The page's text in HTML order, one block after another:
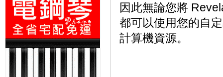
因此無論您將
都可以使用您的自
計算機資源。